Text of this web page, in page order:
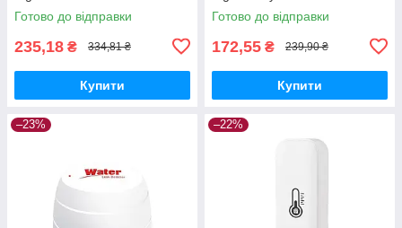
Готово до відправки
235,18 ₴ 334,81 ₴
Купити
Готово до відправки
172,55 ₴ 239,90 ₴
Купити
–23% –22%